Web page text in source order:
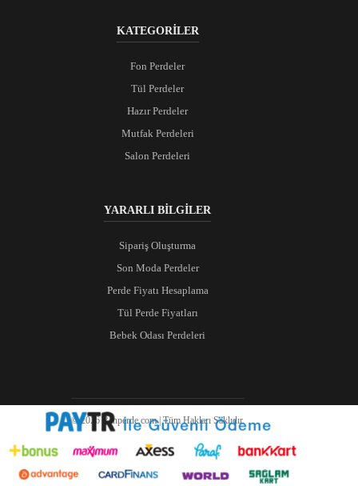
KATEGORİLER
Fon Perdeler
Tül Perdeler
Hazır Perdeler
Mutfak Perdeleri
Salon Perdeleri
YARARLI BİLGİLER
Sipariş Oluşturma
Son Moda Perdeler
Perde Fiyatı Hesaplama
Tül Perde Fiyatları
Bebek Odası Perdeleri
© 2026 Ranperde.com | Tüm Hakları Saklıdır.